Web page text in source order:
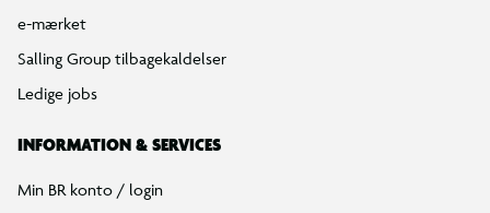
e-mærket
Salling Group tilbagekaldelser
Ledige jobs
INFORMATION & SERVICES
Min BR konto / login